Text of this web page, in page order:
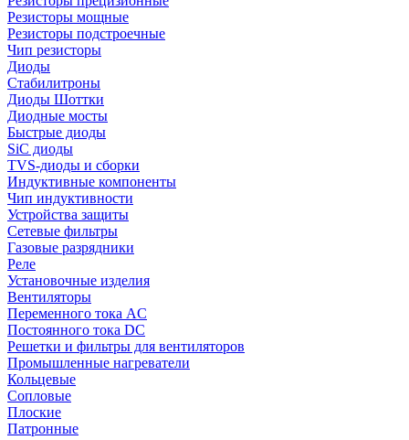
Резисторы мощные
Резисторы подстроечные
Чип резисторы
Диоды
Стабилитроны
Диоды Шоттки
Диодные мосты
Быстрые диоды
SiC диоды
TVS-диоды и сборки
Индуктивные компоненты
Чип индуктивности
Устройства защиты
Сетевые фильтры
Газовые разрядники
Реле
Установочные изделия
Вентиляторы
Переменного тока AC
Постоянного тока DC
Решетки и фильтры для вентиляторов
Промышленные нагреватели
Кольцевые
Сопловые
Плоские
Патронные